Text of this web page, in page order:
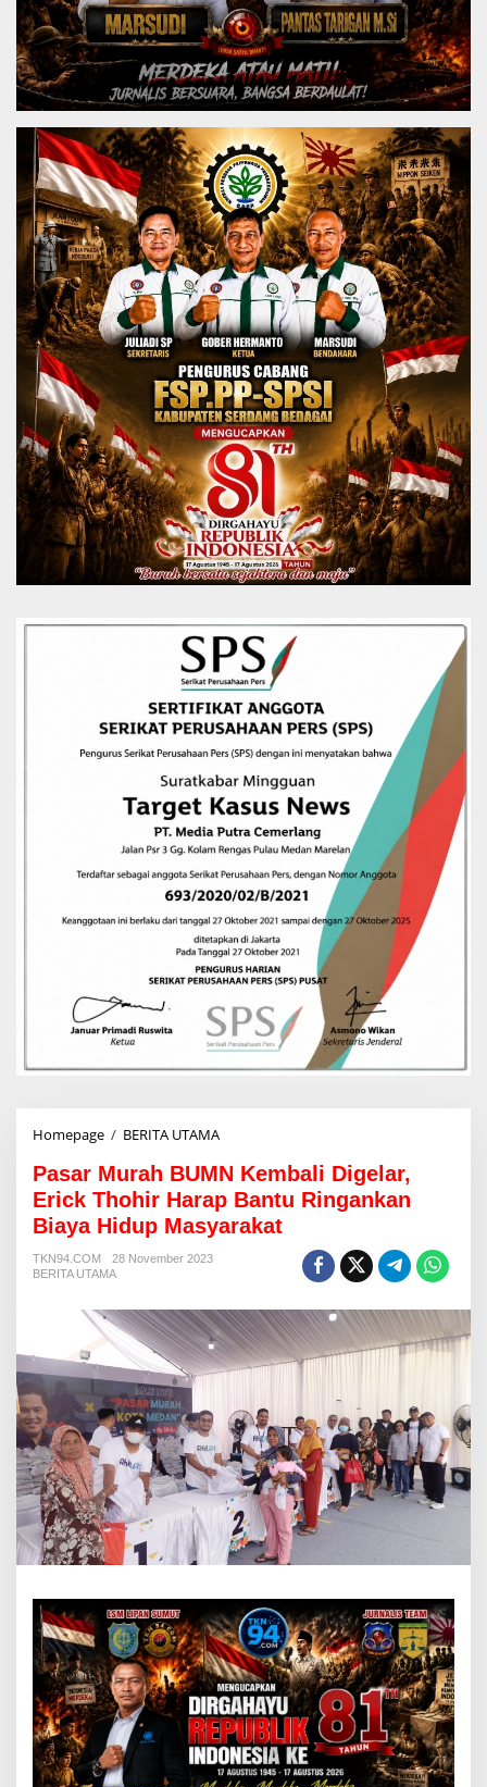
Homepage / BERITA UTAMA
s
a
r
M
h
B
U
M
m
b
a
l
D
i
e
l
a
r
,
E
r
i
c
k
Pasar Murah BUMN Kembali Digelar,
Erick Thohir Harap Bantu Ringankan
Biaya Hidup Masyarakat
TKN94.COM
28 November 2023
BERITA UTAMA